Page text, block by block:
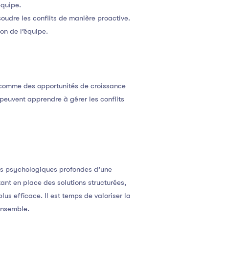
les conflits de manière proactive.
de l’équipe.
des opportunités de croissance
apprendre à gérer les conflits
psychologiques profondes d’une
en place des solutions structurées,
efficace. Il est temps de valoriser la